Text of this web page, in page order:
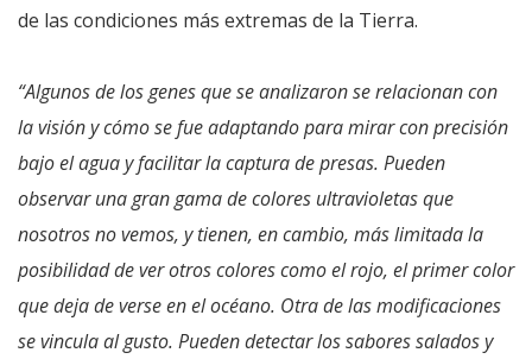
de las condiciones más extremas de la Tierra.
“Algunos de los genes que se analizaron se relacionan con
la visión y cómo se fue adaptando para mirar con precisión
bajo el agua y facilitar la captura de presas. Pueden
observar una gran gama de colores ultravioletas que
nosotros no vemos, y tienen, en cambio, más limitada la
posibilidad de ver otros colores como el rojo, el primer color
que deja de verse en el océano. Otra de las modificaciones
se vincula al gusto. Pueden detectar los sabores salados y